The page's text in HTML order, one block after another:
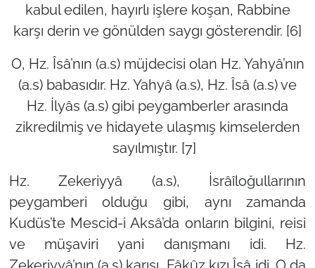
kabul edilen, hayırlı işlere koşan, Rabbine
karşı derin ve gönülden saygı gösterendir. [6]
O, Hz. Îsâ’nın (a.s) müjdecisi olan Hz. Yahyâ’nın
(a.s) babasıdır. Hz. Yahyâ (a.s), Hz. Îsâ (a.s) ve
Hz. İlyâs (a.s) gibi peygamberler arasında
zikredilmiş ve hidayete ulaşmış kimselerden
sayılmıştır. [7]
Hz. Zekeriyyâ (a.s), İsrâîloğullarının
peygamberi olduğu gibi, aynı zamanda
Kudüs’te Mescid-i Aksâ’da onların bilgini, reisi
ve müşaviri yani danışmanı idi. Hz.